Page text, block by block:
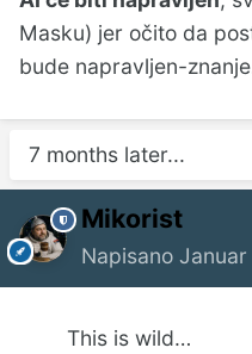
Masku) jer očito da
bude napravljen-
7 months later...
Mikorist
Napisano
This is wild…